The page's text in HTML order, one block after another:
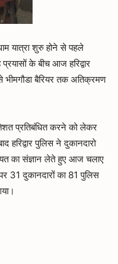
यात्रा शुरु होने से पहले
के बीच आज हरिद्वार
भीमगौडा बैरियर तक अतिक्रमण
प्रतिबंधित करने को लेकर
पुलिस ने दुकानदारो
का संज्ञान लेते हुए आज चलाए
31 दुकानदारों का 81 पुलिस